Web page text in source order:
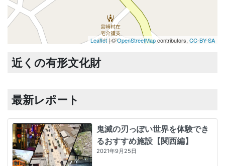
Leaflet| ©OpenStreetMapcontributors, CC-BY-SA
近くの有形文化財
最新レポート
鬼滅の刃っぽい世界を体験でき
るおすすめ施設【関西編】
2021年9月25日